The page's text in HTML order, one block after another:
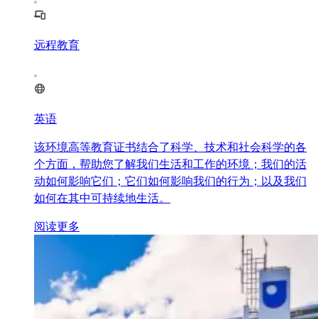
远程教育
英语
该环境高等教育证书结合了科学、技术和社会科学的各
个方面，帮助您了解我们生活和工作的环境；我们的活
动如何影响它们；它们如何影响我们的行为；以及我们
如何在其中可持续地生活。
阅读更多